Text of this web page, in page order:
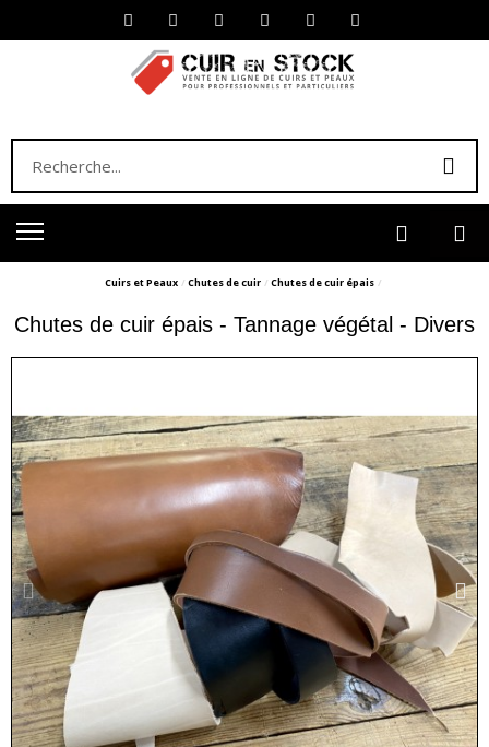
Cuirs et Peaux Chutes de cuir Chutes de cuir épais
Chutes de cuir épais - Tannage végétal - Divers